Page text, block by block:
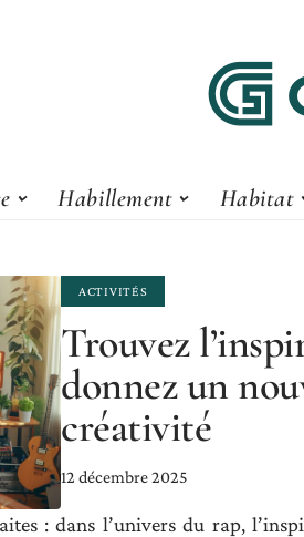
Habillement Habitat
ACTIVITÉS
Trouvez
donnez un
créativité
12 décembre 2025
: dans l’univers du rap,